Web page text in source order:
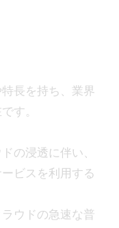
長を持ち、業界
す。
の浸透に伴い、
ビスを利用する
ウドの急速な普